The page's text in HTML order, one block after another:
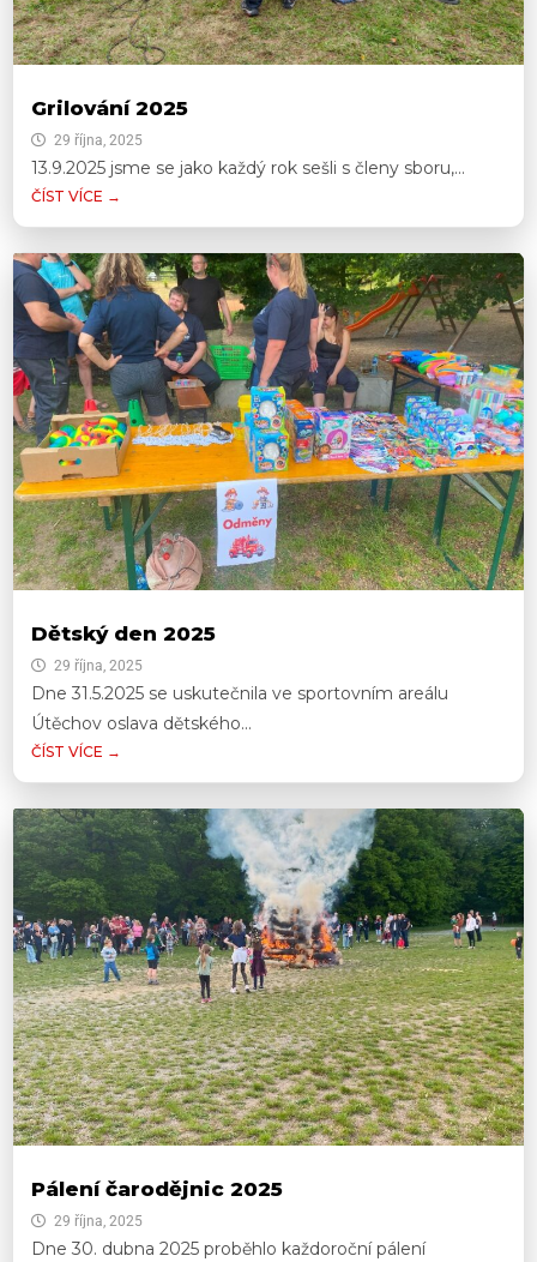
Grilování 2025
29 října, 2025
13.9.2025 jsme se jako každý rok sešli s členy sboru,...
ČÍST VÍCE →
Dětský den 2025
29 října, 2025
Dne 31.5.2025 se uskutečnila ve sportovním areálu
Útěchov oslava dětského...
ČÍST VÍCE →
Pálení čarodějnic 2025
29 října, 2025
Dne 30. dubna 2025 proběhlo každoroční pálení